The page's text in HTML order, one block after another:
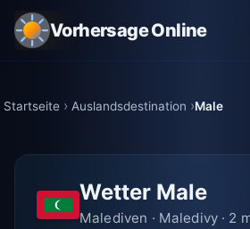
Vorhersage Online
Startseite Auslandsdestination Male
Wetter Male
Malediven · Maledivy · 2